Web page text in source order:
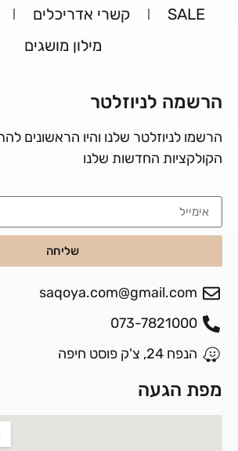
SALE
קשרי אדריכלים
מילון מושגים
הרשמה לניוזלטר
הרשמו לניוזלטר שלנו והיו הראשונים
הקולקציות החדשות שלנו
שליחה
saqoya.com@gmail.com
073-7821000
הנפח 24, צ'ק פוסט חיפה
מפת הגעה